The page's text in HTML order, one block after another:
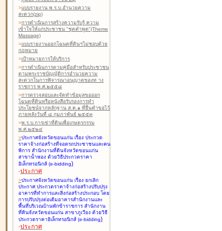
>แบบรายงาน พ.ร.บ.อำนวยความ
สะดวก(zip)
>การดำเนินการสร้างความรับรู้ ความ
เข้าใจให้แก่ประชาชน "ชุดคำพูด"(Theme
Massage)
>แบบรายงานออกโฉนดที่ดินฯไม่ชอบด้วย
กฎหมาย
>เป้าหมายการให้บริการ
>การดำเนินการตามคู่มือสำหรับประชาชน
ตามพระราชบัญญัติการอำนวยความ
สะดวกในการพิจารณาอนุญาตของท าง
ราชการ พ.ศ.๒๕๕๘
>การตรวจสอบและจัดทำข้อมูลขอออก
โฉนดที่ดินหรือหนังสือรับรองการทำ
ประโยชน์จากหลักฐาน ส.ค.๑ ที่ยื่นคำขอไว้
ภายหลังวันที่ ๘ กุมภาพันธ์ ๒๕๕๓
>พ.ร.บ.การเช่าที่ดินเพื่อเกษตรกรรม
พ.ศ.๒๕๒๔
>ประกาศจังหวัดขอนแก่น เรื่อง ประกวด
ราคาจ้างก่อสร้างที่จอดรถประชาชนและคน
พิการ สำนักงานที่ดินจังหวัดขอนแก่น
สาขาน้ำพอง ด้วยวิธีประกวดราคา
อิเล็กทรอนิกส์ (e-bidding)
-ประกาศ
>ประกาศจังหวัดขอนแก่น เรื่อง ยกเลิก
ประกาศ ประกวดราคาจ้างก่อสร้างปรับปรุง
อาคารที่ทำการและสิ่งก่อสร้างประกอบ โดย
การปรับปรุงต่อเติมอาคารสำนักงานและ
พื้นที่บริเวณบ้านพักข้าราชการ สำนักงาน
ที่ดินจังหวัดขอนแก่น สาขาภูเวียง ด้วยวิธี
ประกวดราคาอิเล็กทรอนิกส์ (e-bidding)
-ประกาศ